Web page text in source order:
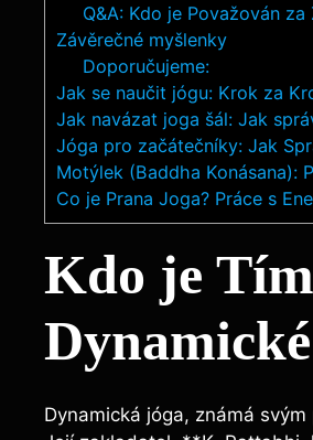
Q&A: Kdo je Považován
Závěrečné myšlenky
Doporučujeme:
Jak se naučit jógu: Krok za
Jak navázat joga šál: Jak
Jóga pro začátečníky: Jak
Motýlek (Baddha Konásana):
Co je Prana Joga? Práce s
Kdo je
Dynamická jóga, známá